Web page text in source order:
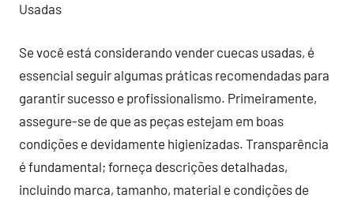
Usadas
Se você está considerando vender cuecas usadas, é
essencial seguir algumas práticas recomendadas para
garantir sucesso e profissionalismo. Primeiramente,
assegure-se de que as peças estejam em boas
condições e devidamente higienizadas. Transparência
é fundamental; forneça descrições detalhadas,
incluindo marca, tamanho, material e condições de